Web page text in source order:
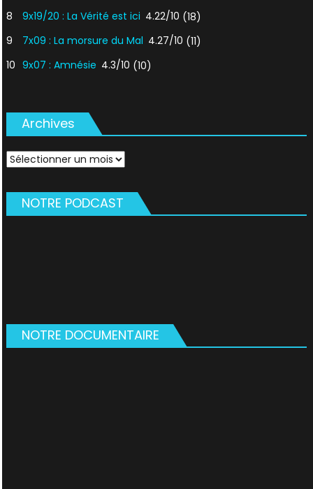
8
9x19/20 : La Vérité est ici 4.22/10 (18)
9
7x09 : La morsure du Mal 4.27/10 (11)
10 9x07 : Amnésie 4.3/10 (10)
Archives
Archives
NOTRE PODCAST
NOTRE DOCUMENTAIRE